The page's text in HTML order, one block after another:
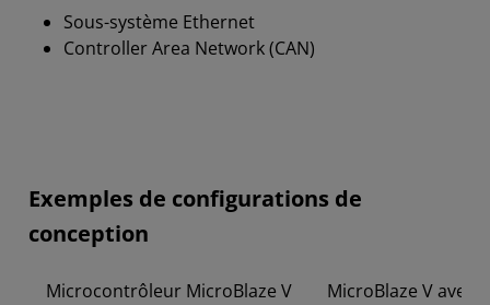
Sous-système Ethernet
Controller Area Network (CAN)
Exemples de configurations de
conception
Microcontrôleur MicroBlaze V MicroBlaze V avec